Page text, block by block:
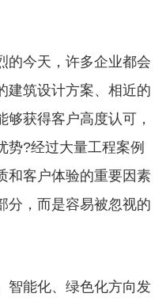
今天，许多企业都会
建筑设计方案、相近的
获得客户高度认可，
势?经过大量工程案例
和客户体验的重要因素
分，而是容易被忽视的
能化、绿色化方向发